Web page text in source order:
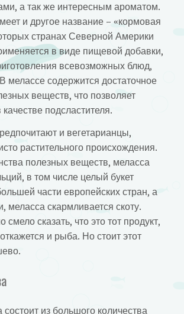
а так же интересным ароматом.
и другое название – «кормовая
странах Северной Америки
в виде пищевой добавки,
всевозможных блюд,
мелассе содержится достаточное
веществ, что позволяет
подсластителя.
и вегетарианцы,
растительного происхождения.
полезных веществ, меласса
в том числе целый букет
части европейских стран, а
меласса скармливается скоту.
сказать, что это тот продукт,
и рыба. Но стоит этот
состоит из большого количества